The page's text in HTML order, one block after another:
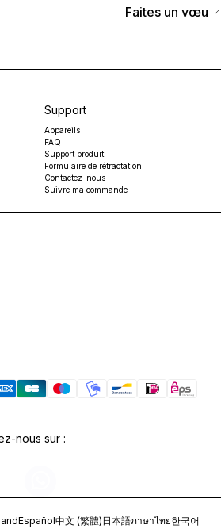
Faites un vœu
Support
Appareils
FAQ
Support produit
Formulaire de rétractation
Contactez-nous
Suivre ma commande
nous sur :
Español中文 (繁體) 日本語ภาษาไทย한국어